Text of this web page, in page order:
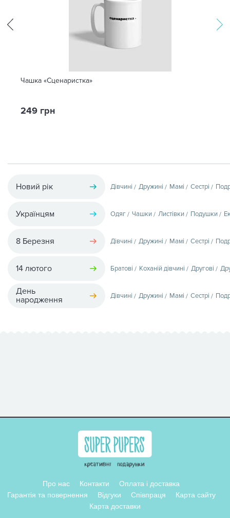
Чашка «Сценаристка»
249 грн
Новий рік Дівчині Дружині Мамі Сестрі
Українцям Одяг Чашки Листівки Подушки
8 Березня Дівчині Дружині Мамі Сестрі
14 лютого Братові Коханій дівчині Другові
День
народження
Дівчині Дружині Мамі Сестрі
Про нас Контакти
Оплата і доставка
Гарантія та повернення
Відгуки Співпраця
Карта сайту
Карта доставки